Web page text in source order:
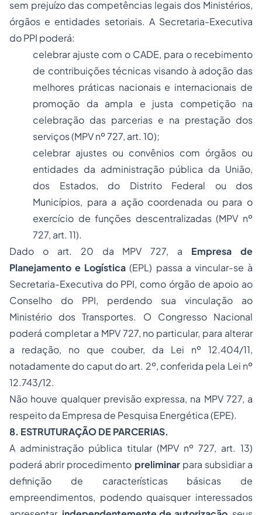
sem prejuízo das competências legais dos Ministérios,
órgãos e entidades setoriais. A Secretaria-Executiva
do PPI poderá:
celebrar ajuste com o CADE, para o recebimento
de contribuições técnicas visando à adoção das
melhores práticas nacionais e internacionais de
promoção da ampla e justa competição na
celebração das parcerias e na prestação dos
serviços (MPV nº 727, art. 10);
celebrar ajustes ou convênios com órgãos ou
entidades da administração pública da União,
dos Estados, do Distrito Federal ou dos
Municípios, para a ação coordenada ou para o
exercício de funções descentralizadas (MPV nº
727, art. 11).
Dado o art. 20 da MPV 727, a Empresa de
Planejamento e Logística(EPL) passa a vincular-se à
Secretaria-Executiva do PPI, como órgão de apoio ao
Conselho do PPI, perdendo sua vinculação ao
Ministério dos Transportes. O Congresso Nacional
poderá completar a MPV 727, no particular, para alterar
a redação, no que couber, da Lei nº 12.404/11,
notadamente do caputdo art. 2º, conferida pela Lei nº
12.743/12.
Não houve qualquer previsão expressa, na MPV 727, a
respeito da Empresa de Pesquisa Energética (EPE).
8. ESTRUTURAÇÃO DE PARCERIAS.
A administração pública titular (MPV nº 727, art. 13)
poderá abrir procedimento preliminarpara subsidiar a
definição de características básicas de
empreendimentos, podendo quaisquer interessados